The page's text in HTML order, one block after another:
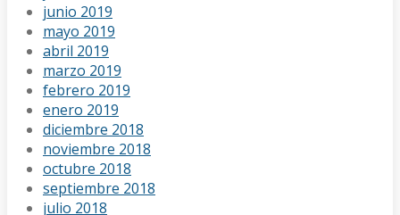
junio 2019
mayo 2019
abril 2019
marzo 2019
febrero 2019
enero 2019
diciembre 2018
noviembre 2018
octubre 2018
septiembre 2018
julio 2018